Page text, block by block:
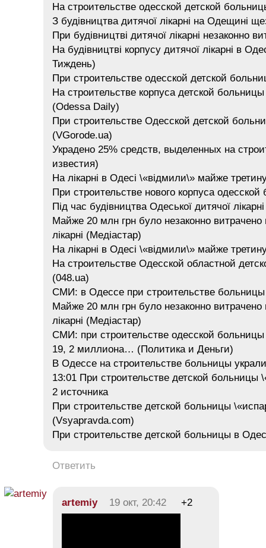
На строительстве одесской детской
З будівництва дитячої лікарні на Одещині
При будівництві дитячої лікарні незаконно
На будівництві корпусу дитячої лікарні в
Тиждень)
При строительстве одесской детской
На строительстве корпуса детской
(Odessa Daily)
При строительстве Одесской детской
(VGorode.ua)
Украдено 25% средств, выделенных на
известия)
На лікарні в Одесі \«відмили\» майже
При строительстве нового корпуса
Під час будівництва Одеської дитячої
Майже 20 млн грн було незаконно витрачено
лікарні (Медіастар)
На лікарні в Одесі \«відмили\» майже
На строительстве Одесской областной
(048.ua)
СМИ: в Одессе при строительстве больницы
Майже 20 млн грн було незаконно витрачено
лікарні (Медіастар)
СМИ: при строительстве одесской больницы
19, 2 миллиона… (Политика и Деньги)
В Одессе на строительстве больницы
13:01 При строительстве детской
2 источника
При строительстве детской больницы
(Vsyapravda.com)
При строительстве детской больницы в
Ответить
artemiy 19 окт, 20:42 +2